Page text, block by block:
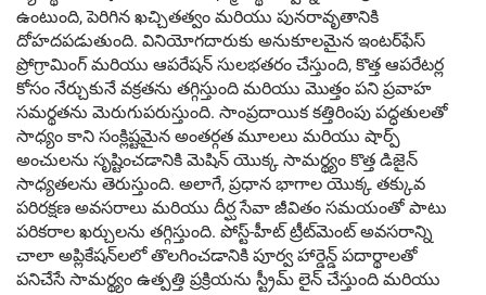
ఉంటుంది, పెరిగిన ఖచ్చితత్వం మరియు పునరావృతానికి
దోహదపడుతుంది. వినియోగదారుకు అనుకూలమైన ఇంటర్‌ఫేస్
ప్రోగ్రామింగ్ మరియు ఆపరేషన్ సులభతరం చేస్తుంది, కొత్త ఆపరేటర్ల
కోసం నేర్చుకునే వక్రతను తగ్గిస్తుంది మరియు మొత్తం పని ప్రవాహ
సమర్థతను మెరుగుపరుస్తుంది. సాంప్రదాయిక కత్తిరింపు పద్ధతులతో
సాధ్యం కాని సంక్లిష్టమైన అంతర్గత మూలలు మరియు షార్ప్
అంచులను సృష్టించడానికి మెషిన్ యొక్క సామర్థ్యం కొత్త డిజైన్
సాధ్యతలను తెరుస్తుంది. అలాగే, ప్రధాన భాగాల యొక్క తక్కువ
పరిరక్షణ అవసరాలు మరియు దీర్ఘ సేవా జీవితం సమయంతో పాటు
పరికరాల ఖర్చులను తగ్గిస్తుంది. పోస్ట్-హీట్ ట్రీట్‌మెంట్ అవసరాన్ని
చాలా అప్లికేషన్‌లలో తొలగించడానికి పూర్వ హార్డెన్డ్ పదార్థాలతో
పనిచేసే సామర్థ్యం ఉత్పత్తి ప్రక్రియను స్ట్రీమ్ లైన్ చేస్తుంది మరియు